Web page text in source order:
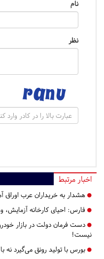
نام
نظر
اخبار مرتبط
هشدار به خریداران عرب اوراق
فارس: احیای کارخانه
دست فرمان دولت در بازار
نیست!
بورس با تولید رونق می‌گیرد